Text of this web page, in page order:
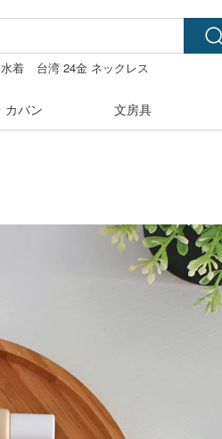
水着
台湾 24金 ネックレス
カバン 文房具